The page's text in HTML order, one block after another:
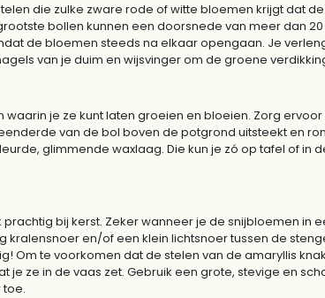
die zulke zware rode of witte bloemen krijgt dat
bollen kunnen een doorsnede van meer dan
de bloemen steeds na elkaar opengaan. Je
van je duim en wijsvinger om de groene
je ze kunt laten groeien en bloeien. Zorg
van de bol boven de potgrond uitsteekt en
glimmende waxlaag. Die kun je zó op tafel of in
bij kerst. Zeker wanneer je de snijbloemen in
en/of een klein lichtsnoer tussen de
Om te voorkomen dat de stelen van de amaryllis
ze in de vaas zet. Gebruik een grote, stevige en